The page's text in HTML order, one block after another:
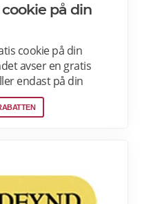
på din
cookie på din
avser en gratis
endast på din
mot uppvisande av
Subway-